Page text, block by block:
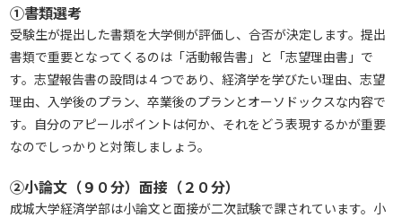
①書類選考
受験生が提出した書類を大学側が評価し、合否が決定します。提出
書類で重要となってくるのは「活動報告書」と「志望理由書」で
す。志望報告書の設問は４つであり、経済学を学びたい理由、志望
理由、入学後のプラン、卒業後のプランとオーソドックスな内容で
す。自分のアピールポイントは何か、それをどう表現するかが重要
なのでしっかりと対策しましょう。
②小論文（９０分）面接（２０分）
成城大学経済学部は小論文と面接が二次試験で課されています。小